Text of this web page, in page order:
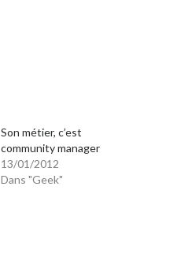
Son métier, c’est
community manager
13/01/2012
Dans "Geek"